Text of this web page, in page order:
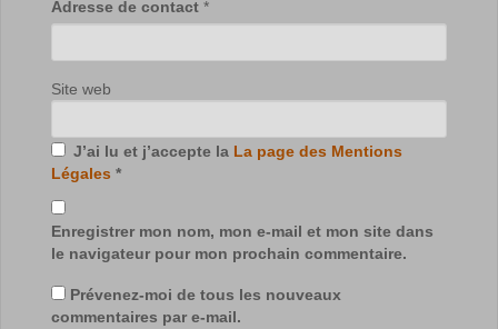
Adresse de contact *
Site web
J’ai lu et j’accepte la La page des Mentions
Légales *
Enregistrer mon nom, mon e-mail et mon site dans
le navigateur pour mon prochain commentaire.
Prévenez-moi de tous les nouveaux
commentaires par e-mail.